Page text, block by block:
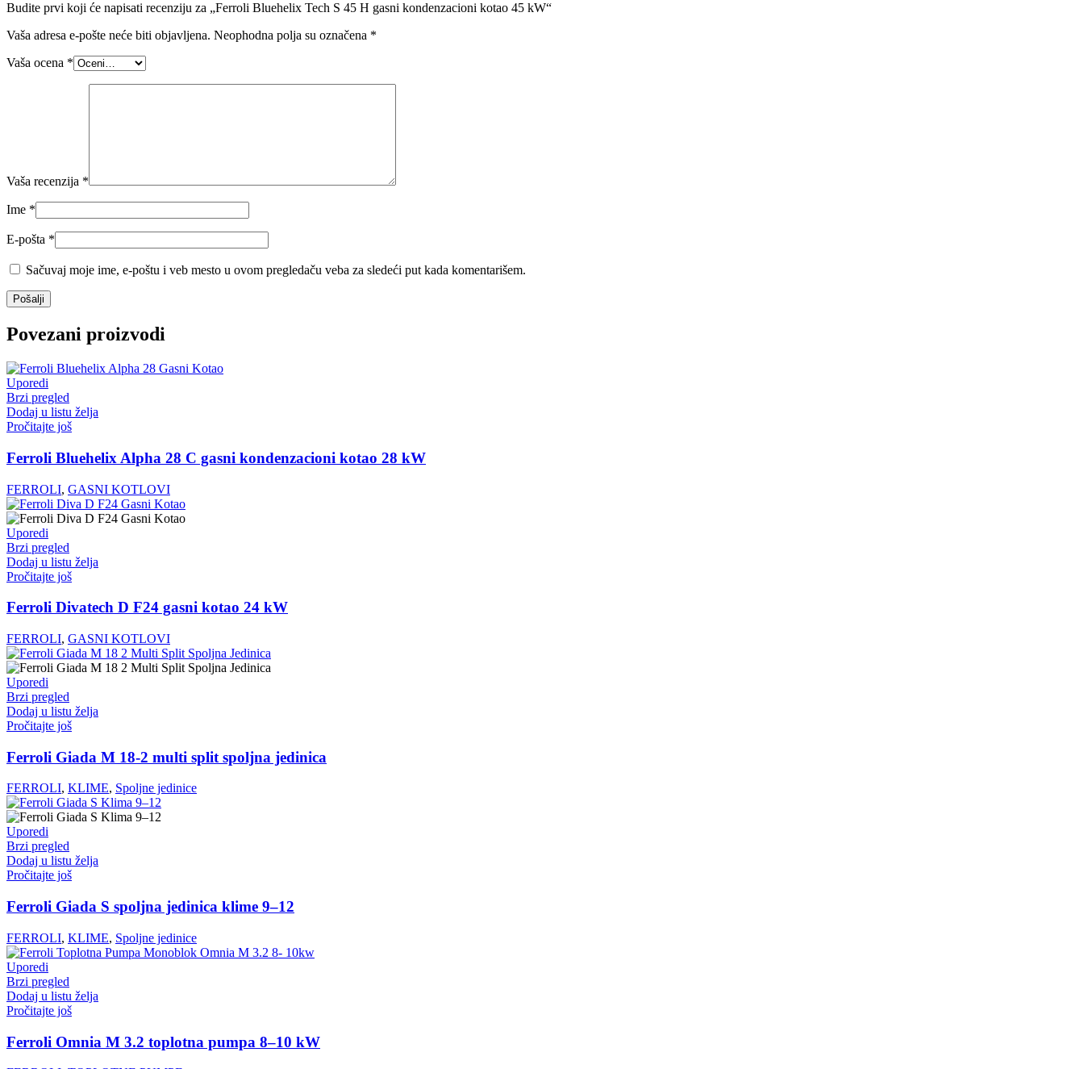
Budite prvi koji će napisati recenziju za „Ferroli Bluehelix Tech S 45 H gasni kondenzacioni kotao 45 kW“
Vaša adresa e-pošte neće biti objavljena. Neophodna polja su označena *
Vaša ocena *
Vaša recenzija *
Ime *
E-pošta *
Sačuvaj moje ime, e-poštu i veb mesto u ovom pregledaču veba za sledeći put kada komentarišem.
Povezani proizvodi
Uporedi
Brzi pregled
Dodaj u listu želja
Pročitajte još
Ferroli Bluehelix Alpha 28 C gasni kondenzacioni kotao 28 kW
FERROLI, GASNI KOTLOVI
Uporedi
Brzi pregled
Dodaj u listu želja
Pročitajte još
Ferroli Divatech D F24 gasni kotao 24 kW
FERROLI, GASNI KOTLOVI
Uporedi
Brzi pregled
Dodaj u listu želja
Pročitajte još
Ferroli Giada M 18-2 multi split spoljna jedinica
FERROLI, KLIME, Spoljne jedinice
Uporedi
Brzi pregled
Dodaj u listu želja
Pročitajte još
Ferroli Giada S spoljna jedinica klime 9–12
FERROLI, KLIME, Spoljne jedinice
Uporedi
Brzi pregled
Dodaj u listu želja
Pročitajte još
Ferroli Omnia M 3.2 toplotna pumpa 8–10 kW